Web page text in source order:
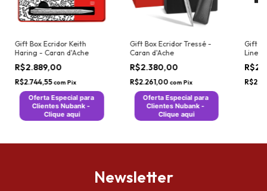
Gift Box Ecridor Keith
Haring - Caran d'Ache
R$2.889,00
R$2.744,55com Pix
Oferta Especial para
Clientes Nubank -
Clique aqui
Gift Box Ecridor Tressé -
Caran d'Ache
R$2.380,00
R$2.261,00 com Pix
Oferta Especial para
Clientes Nubank -
Clique aqui
Gift
Lines
Newsletter